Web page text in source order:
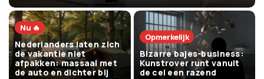
Nu 🔥
Nederlanders laten zich
de vakantie niet
afpakken: massaal met
de auto en dichter bij
Opmerkelijk
Bizarre bajes-business:
Kunstrover runt vanuit
de cel een razend